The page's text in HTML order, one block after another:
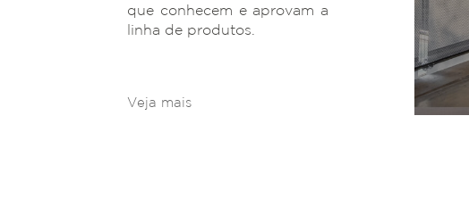
que conhecem e aprovam a
linha de produtos.
Veja mais